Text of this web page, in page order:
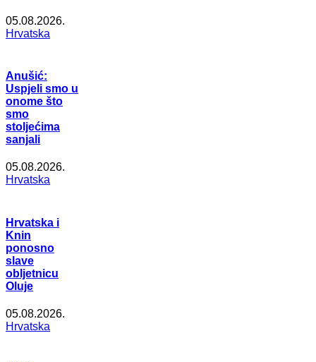
05.08.2026.
Hrvatska
Anušić:
Uspjeli smo u
onome što
smo
stoljećima
sanjali
05.08.2026.
Hrvatska
Hrvatska i
Knin
ponosno
slave
obljetnicu
Oluje
05.08.2026.
Hrvatska